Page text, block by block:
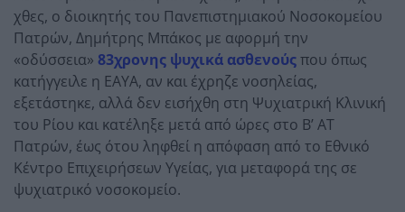
χθες, ο διοικητής του Πανεπιστημιακού Νοσοκομείου
Πατρών, Δημήτρης Μπάκος με αφορμή την
«οδύσσεια» 83χρονης ψυχικά ασθενούςπου όπως
κατήγγειλε η ΕΑΥΑ, αν και έχρηζε νοσηλείας,
εξετάστηκε, αλλά δεν εισήχθη στη Ψυχιατρική Κλινική
του Ρίου και κατέληξε μετά από ώρες στο Β’ ΑΤ
Πατρών, έως ότου ληφθεί η απόφαση από το Εθνικό
Κέντρο Επιχειρήσεων Υγείας, για μεταφορά της σε
ψυχιατρικό νοσοκομείο.